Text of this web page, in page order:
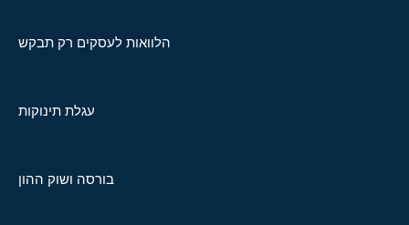
הלוואות לעסקים רק תבקש
עגלת תינוקות
בורסה ושוק ההון